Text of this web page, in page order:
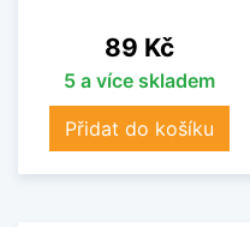
Cena
89 Kč
5 a více skladem
Přidat do košíku